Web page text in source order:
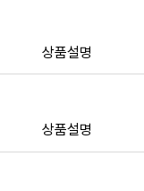
상품설명
상품설명